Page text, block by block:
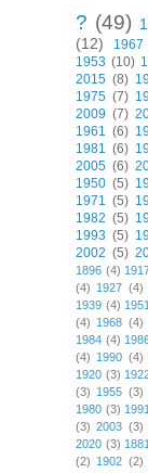
? (49)
(12)
1967
1953 (10)
2015 (8)
1975 (7)
2009 (7)
1961 (6)
1981 (6)
2005 (6)
1950 (5)
1971 (5)
1982 (5)
1993 (5)
2002 (5)
1896 (4)
(4) 1927 (4)
1939 (4) 1951
(4) 1968 (4)
1984 (4)
(4) 1990 (4)
1920 (3)
(3) 1955 (3)
1980 (3) 1991
(3) 2003 (3)
2020 (3) 1881
(2) 1902 (2)